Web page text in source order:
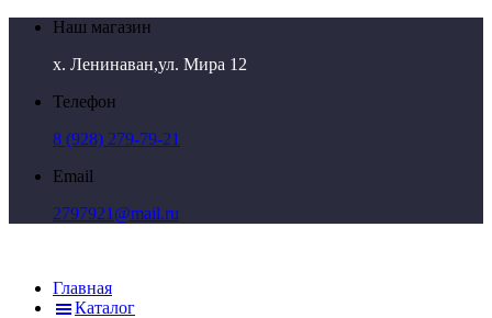
Наш магазин
х. Ленинаван,ул. Мира 12
Телефон
8 (928) 279-79-21
Email
2797921@mail.ru
Главная
Каталог